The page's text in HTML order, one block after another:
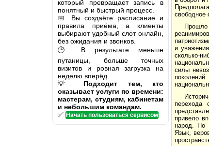
который превращает запись в
понятный и быстрый процесс.
📅 Вы создаёте расписание и
правила приёма, а клиенты
выбирают удобный слот онлайн,
без ожидания и звонков.
🕒 В результате меньше
путаницы, больше точных
визитов и ровная загрузка на
неделю вперёд.
💡 Подходит тем, кто
оказывает услуги по времени:
мастерам, студиям, кабинетам
и небольшим командам.
✅ Начать пользоваться сервисом
свободное
и
сколько-
силы
перехода
привело
народ. Но
Язык,